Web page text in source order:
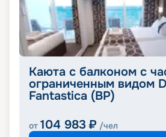
Каюта с балконом с
ограниченным видом
Fantastica (BP)
от 104 983 ₽ /чел